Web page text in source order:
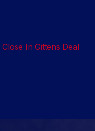
Close In Gittens Deal